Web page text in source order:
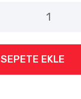
SEPETE EKLE